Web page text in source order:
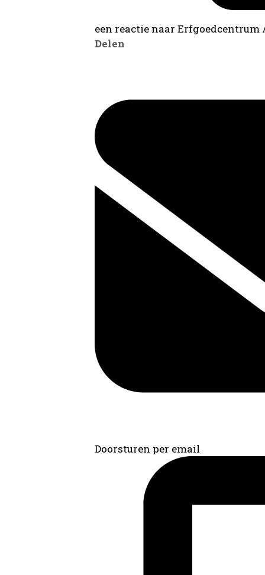
een reactie naar
Delen
Doorsturen per email